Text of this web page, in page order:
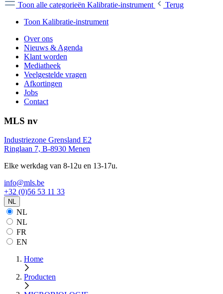
Toon alle categorieën Kalibratie-instrument
Terug
Toon Kalibratie-instrument
Over ons
Nieuws & Agenda
Klant worden
Mediatheek
Veelgestelde vragen
Afkortingen
Jobs
Contact
MLS nv
Industriezone Grensland E2
Ringlaan 7, B-8930 Menen
Elke werkdag van 8-12u en 13-17u.
info@mls.be
+32 (0)56 53 11 33
NL
NL
NL
FR
EN
Home
Producten